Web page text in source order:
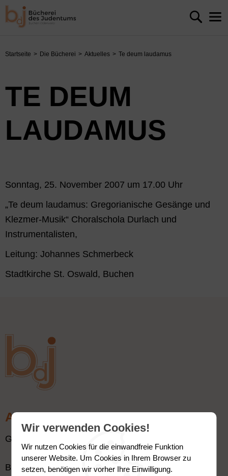
Wir verwenden Cookies!
Wir nutzen Cookies für die einwandfreie Funktion
unserer Website. Um Cookies in Ihrem Browser zu
setzen, benötigen wir vorher Ihre Einwilligung.
Startseite Die Bücherei Aktuelles Te deum laudamus
TE DEUM
LAUDAMUS
Sonntag, 25. November 2007 um 17.00 Uhr
„Te deum laudamus: Gregorianische Gesänge und
Klezmer-Musik“ Choralschola Durlach und
Instrumentalisten,
Leitung: Johannes Schmerbeck
Stadtkirche St. Oswald, Buchen
Adresse
Geschäftstelle:
Bücherei des Judentums